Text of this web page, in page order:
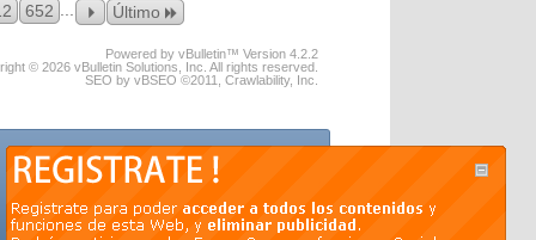
652 Último
Powered by vBulletin™ Version 4.2.2
© 2026 vBulletin Solutions, Inc. All rights reserved.
SEO by vBSEO ©2011, Crawlability, Inc.